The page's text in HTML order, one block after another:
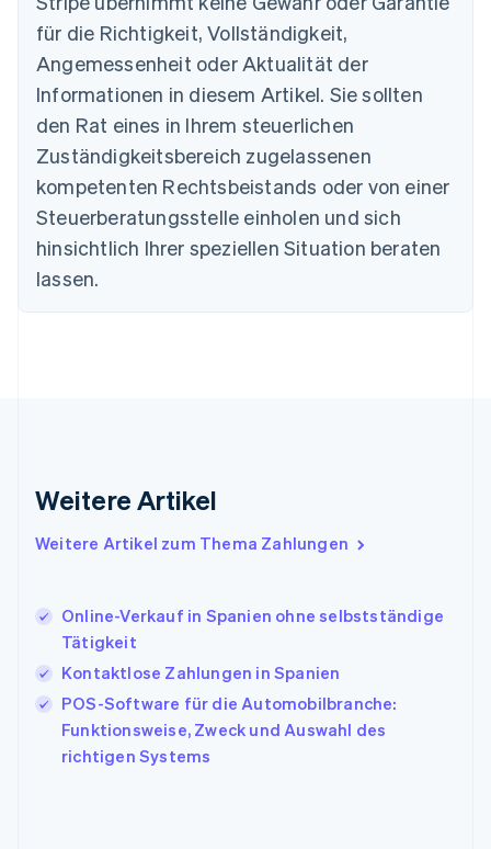
für die Richtigkeit, Vollständigkeit,
Angemessenheit oder Aktualität der
Informationen in diesem Artikel. Sie sollten
den Rat eines in Ihrem steuerlichen
Zuständigkeitsbereich zugelassenen
kompetenten Rechtsbeistands oder von einer
Steuerberatungsstelle einholen und sich
hinsichtlich Ihrer speziellen Situation beraten
lassen.
Weitere Artikel
Weitere Artikel zum Thema Zahlungen
Online-Verkauf in Spanien ohne selbstständige
Tätigkeit
Kontaktlose Zahlungen in Spanien
POS-Software für die Automobilbranche:
Funktionsweise, Zweck und Auswahl des
richtigen Systems
Bulgarien
English
Dänemark
English
DeutschEnglish
Estland
English
Festlandchina
简体中文English
Finnland
Frankreich
FrançaisEnglish
English
Italien
Italiano English
EnglishFrançais
Kroatien
EnglishItaliano
English
Liechtenstein
DeutschEnglish